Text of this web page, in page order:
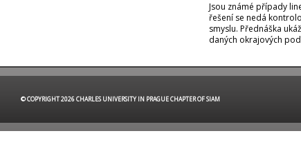
Jsou známé případy
řešení se nedá
smyslu. Přednáška
daných okrajových
© COPYRIGHT 2026 CHARLES UNIVERSITY IN PRAGUE CHAPTER OF SIAM